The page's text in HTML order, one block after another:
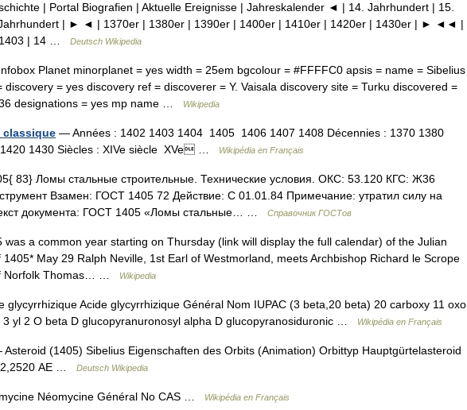
| Portal Biografien | Aktuelle Ereignisse | Jahreskalender ◄ | 14. Jahrhundert | 15.
| ► ◄ | 1370er | 1380er | 1390er | 1400er | 1410er | 1420er | 1430er | ► ◄◄ |
| 14 …
Deutsch Wikipedia
Planet minorplanet = yes width = 25em bgcolour = #FFFFC0 apsis = name = Sibelius
discovery = yes discovery ref = discoverer = Y. Vaisala discovery site = Turku discovered =
designations = yes mp name …
Wikipedia
classique — Années : 1402 1403 1404 1405 1406 1407 1408 Décennies : 1370 1380
1430 Siècles : XIVe siècle XVe …
Wikipédia en Français
83} Ломы стальные строительные. Технические условия. ОКС: 53.120 КГС: Ж36
Взамен: ГОСТ 1405 72 Действие: С 01.01.84 Примечание: утратил силу на
документа: ГОСТ 1405 «Ломы стальные… …
Справочник ГОСТов
a common year starting on Thursday (link will display the full calendar) of the Julian
1405* May 29 Ralph Neville, 1st Earl of Westmorland, meets Archbishop Richard le Scrope
Norfolk Thomas… …
Wikipedia
glycyrrhizique Acide glycyrrhizique Général Nom IUPAC (3 beta,20 beta) 20 carboxy 11 oxo
3 yl 2 O beta D glucopyranuronosyl alpha D glucopyranosiduronic …
Wikipédia en Français
(1405) Sibelius Eigenschaften des Orbits (Animation) Orbittyp Hauptgürtelasteroid
2,2520 AE …
Deutsch Wikipedia
Néomycine Général No CAS … Wikipédia en Français